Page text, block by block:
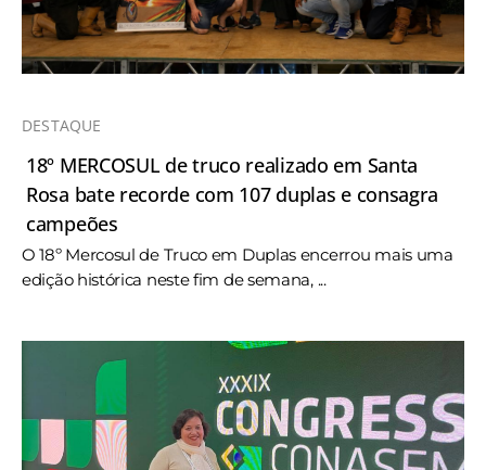
DESTAQUE
18º MERCOSUL de truco realizado em Santa
Rosa bate recorde com 107 duplas e consagra
campeões
O 18º Mercosul de Truco em Duplas encerrou mais uma
edição histórica neste fim de semana, ...